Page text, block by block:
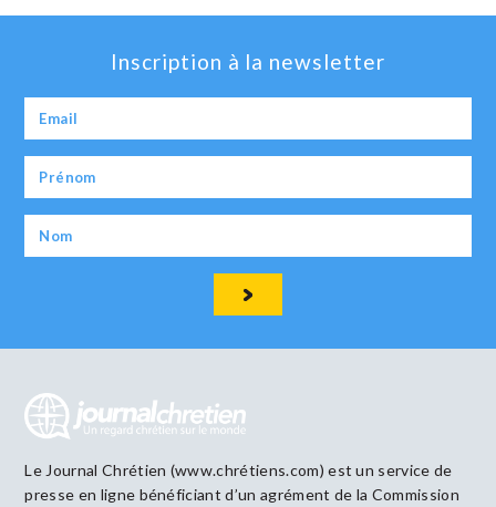
Inscription à la newsletter
Le Journal Chrétien (www.chrétiens.com) est un service de
presse en ligne bénéficiant d’un agrément de la Commission